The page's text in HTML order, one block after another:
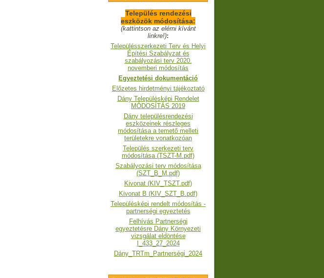
Település rendezési
eszközök módosítása:
(kattintson az elérni kívánt
linkre!):
Településszerkezeti Terv és Helyi
Építési Szabályzat és
szabályozási terv 2020.
novemberi módosítás
Egyeztetési dokumentáció
Előzetes hirdetményi tájékoztató
Dány Településképi Rendelet
MÓDOSÍTÁS 2019
Dány településrendezési
eszközeinek részleges
módosítása a temető melleti
területekre vonatkozóan
Település szerkezeti terv
módosítása (TSZT-M.pdf)
Szabályozási terv módosítása
(SZT_B_M.pdf)
Kivonat (KIV_TSZT.pdf)
Kivonat B (KIV_SZT_B.pdf)
Településképi rendelt módosítás -
partnerségi egyeztetés
Felhívás Partnerségi
egyeztetésre Dány Környezeti
vizsgálat eldöntése
I_433_27_2024
Dány_TRTm_Partnerségi_2024